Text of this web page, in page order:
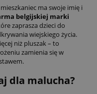
ma swoje imię i
belgijskiej marki
zaprasza dzieci do
wiejskiego życia.
niż pluszak – to
zamienia się w
dla malucha?